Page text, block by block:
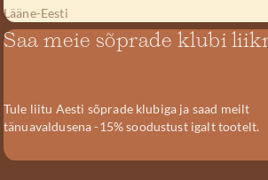
Lääne-Eesti
Saa meie sõprade klubi
Tule liitu Aesti sõprade klubiga ja saad meilt
tänuavaldusena -15% soodustust igalt tootelt.